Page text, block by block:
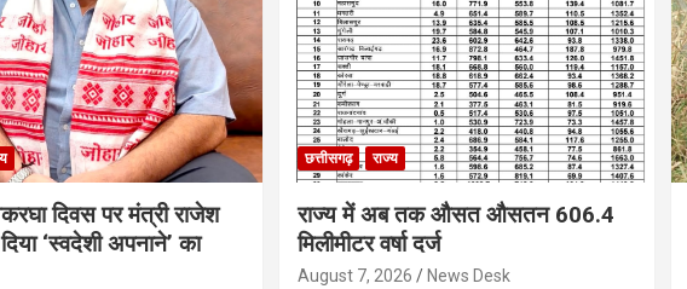
दिवस पर मंत्री राजेश
‘स्वदेशी अपनाने’ का
छत्तीसगढ़ राज्य
राज्य में अब तक औसत औसतन 606.4
मिलीमीटर वर्षा दर्ज
August 7, 2026 News Desk